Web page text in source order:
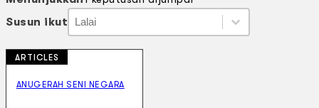
Teater
Susun ikut Susun ikut
Susun ikut
Susun ikut
ARTICLES
ANUGERAH SENI NEGARA